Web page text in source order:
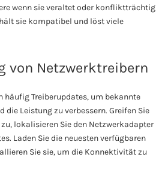
wenn sie veraltet oder konfliktträchtig
sie kompatibel und löst viele
von Netzwerktreibern
häufig Treiberupdates, um bekannte
die Leistung zu verbessern. Greifen Sie
lokalisieren Sie den Netzwerkadapter
Laden Sie die neuesten verfügbaren
Sie sie, um die Konnektivität zu